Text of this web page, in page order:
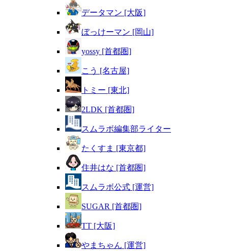
データマン [大阪]
ぼっけーマン [岡山]
yossy [首都圏]
こう [名古屋]
トミー [東北]
2LDK [首都圏]
スムラボ編集部ライター
たくすま [東京都]
住井はな [首都圏]
スムラボ公式 [運営]
SUGAR [首都圏]
TT [大阪]
やまちゃん [運営]